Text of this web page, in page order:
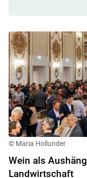
© Maria Hollunder
Wein als
Landwirtschaft